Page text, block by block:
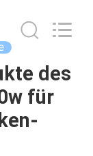
des
für